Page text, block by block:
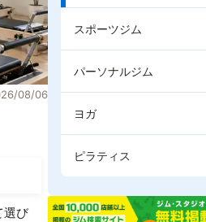
08/06
選び
スポーツジム
パーソナルジム
ヨガ
ピラティス